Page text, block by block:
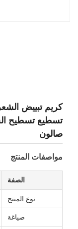
صالون
مواصفات المنتج
الصفة
نوع المنتج
صياغة